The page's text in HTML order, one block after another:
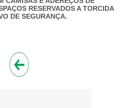
RESERVADOS A TORCIDA
DE SEGURANÇA.